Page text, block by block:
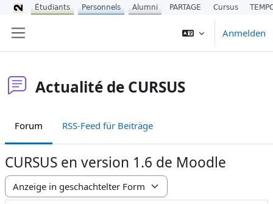
Anmelden
Actualité de CURSUS
Forum RSS-Feed für Beiträge
CURSUS en version 1.6 de Moodle
Anzeigemodus
Étudiants Personnels Alumni PARTAGE Cursus